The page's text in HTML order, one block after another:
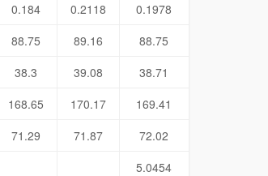
0.184 0.2118
0.1978
88.75 89.16
88.75
38.3 39.08
38.71
168.65 170.17
169.41
71.29 71.87
72.02
5.0454